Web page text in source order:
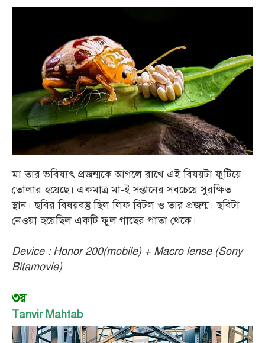
মা তার ভবিষ্যৎ প্রজন্মকে আগলে রাখে এই বিষয়টা ফুটিয়ে
তোলার হয়েছে। একমাত্র মা-ই সন্তানের সবচেয়ে সুরক্ষিত
স্থান। ছবির বিষয়বস্তু ছিল লিফ বিটল ও তার প্রজন্ম। ছবিটা
নেওয়া হয়েছিল একটি ফুল গাছের পাতা থেকে।
Device : Honor 200(mobile) + Macro lense (Sony
Bitamovie)
৩য়
Tanvir Mahtab